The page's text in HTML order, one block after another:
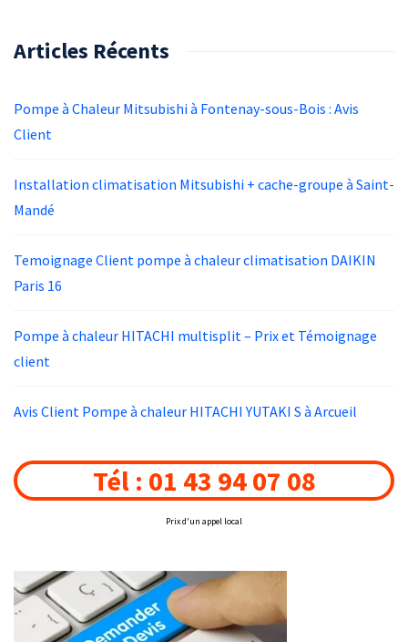
Articles Récents
Pompe à Chaleur Mitsubishi à Fontenay-sous-Bois : Avis
Client
Installation climatisation Mitsubishi + cache-groupe à Saint-
Mandé
Temoignage Client pompe à chaleur climatisation DAIKIN
Paris 16
Pompe à chaleur HITACHI multisplit – Prix et Témoignage
client
Avis Client Pompe à chaleur HITACHI YUTAKI S à Arcueil
Tél : 01 43 94 07 08
Prix d'un appel local